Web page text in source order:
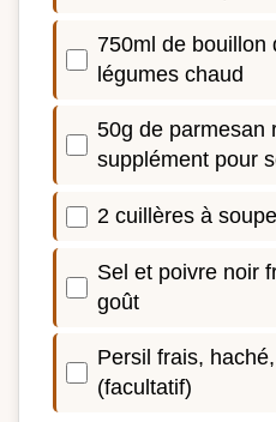
750ml de bouillon
légumes chaud
50g de parmesan
supplément pour
2 cuillères à
Sel et poivre noir
goût
Persil frais,
(facultatif)